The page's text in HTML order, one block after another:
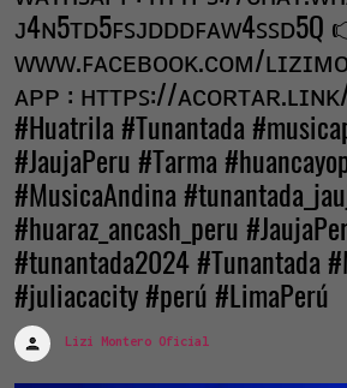
ᴡᴡᴡ.ꜰᴀᴄᴇʙᴏᴏᴋ.ᴄᴏᴍ/
ᴀᴘᴘ : ʜᴛᴛᴘꜱ://
#Huatrila #Tunantada
#JaujaPeru #Tarma
#MusicaAndina
#huaraz_ancash_peru
#tunantada2024 #Tunantada
#juliacacity #perú #LimaPerú
Lizi Montero Oficial